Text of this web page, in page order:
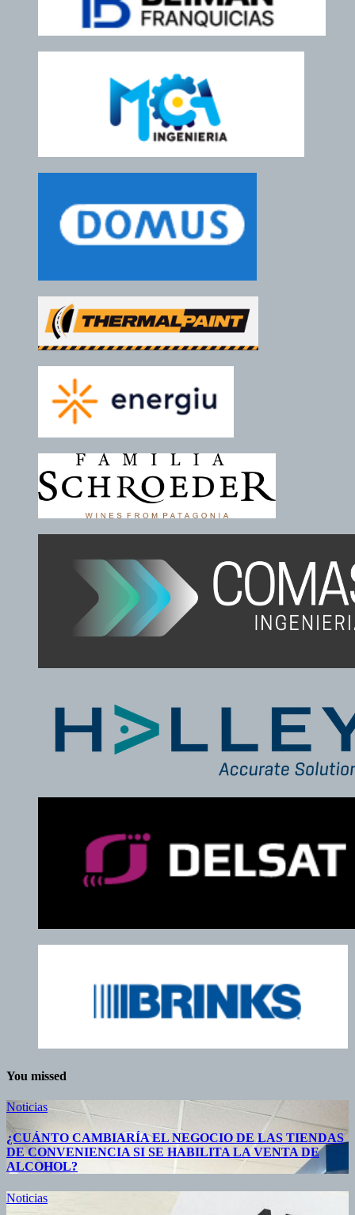
You missed
Noticias
¿CUÁNTO CAMBIARÍA EL NEGOCIO DE LAS TIENDAS
DE CONVENIENCIA SI SE HABILITA LA VENTA DE
ALCOHOL?
Noticias